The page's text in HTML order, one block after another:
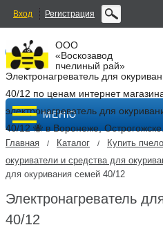
Вход Регистрация
ООО
«Воскозавод
пчелиный рай»
Электронагреватель для
40/12 по ценам интернет
электронагреватель для
40/12 🐝 в Воронеже, Острогожске.
МЕНЮ
Главная / Каталог / Купить
окуриватели и средства для
для окуривания семей 40/12
Электронагреватель
40/12